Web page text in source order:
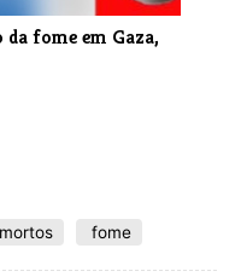
fome em Gaza,
mortos fome